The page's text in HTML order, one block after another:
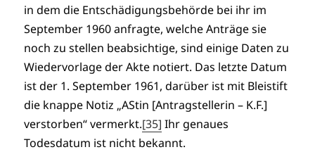
in dem die Entschädigungsbehörde bei ihr im
September 1960 anfragte, welche Anträge sie
noch zu stellen beabsichtige, sind einige Daten zu
Wiedervorlage der Akte notiert. Das letzte Datum
ist der 1. September 1961, darüber ist mit Bleistift
die knappe Notiz „AStin [Antragstellerin – K.F.]
verstorben“ vermerkt.[35] Ihr genaues
Todesdatum ist nicht bekannt.